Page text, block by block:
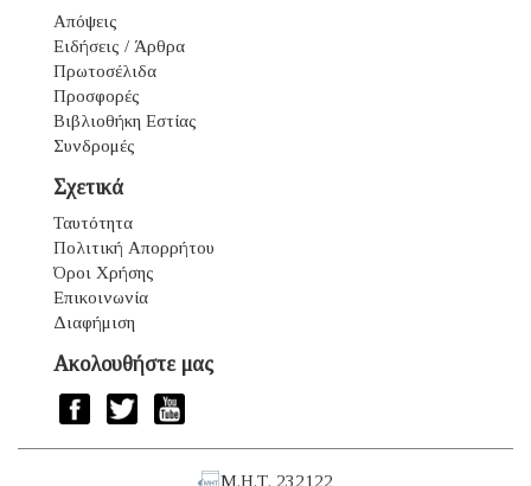
Απόψεις
Ειδήσεις / Άρθρα
Πρωτοσέλιδα
Προσφορές
Βιβλιοθήκη Εστίας
Συνδρομές
Σχετικά
Ταυτότητα
Πολιτική Απορρήτου
Όροι Χρήσης
Επικοινωνία
Διαφήμιση
Ακολουθήστε μας
Μ.Η.Τ. 232122